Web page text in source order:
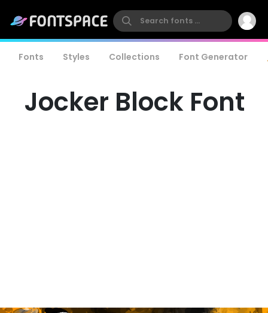
Fonts Styles Collections Font Generator
Jocker Block Font